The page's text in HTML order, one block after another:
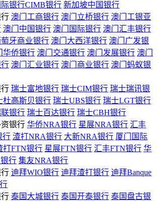
银行CIMB银行 新加坡中国银行
澳门工商银行 澳门立桥银行 澳门工银亚
澳门中国银行 澳门国际银行 澳门汇丰银行
牙商业银行 澳门大西洋银行 澳门广发银
华侨银行 澳门交通银行 澳门发展银行 澳门
澳门汇业银行 澳门商业银行 澳门蚂蚁银
瑞士富地银行 瑞士CIM银行 瑞士瑞讯银
杜高斯贝银行 瑞士UBS银行 瑞士LGT银行
银行 瑞士百达银行 瑞士CBH银行
银行 华侨NRA银行 星展NRA银行 汇丰
行 渣打NRA银行 大新NRA银行 厦门国际
打FTN银行 星展FTN银行 汇丰FTN银行 华
行 集友NRA银行
迪拜WIO银行 迪拜渣打银行 迪拜Banque
泰国大城银行 泰国开泰银行 泰国盘古银